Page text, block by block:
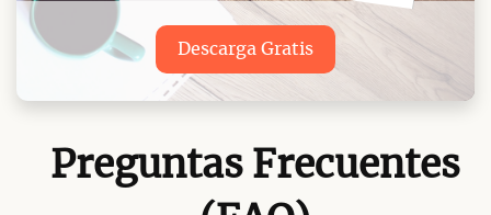
Descarga Gratis
Preguntas Frecuentes